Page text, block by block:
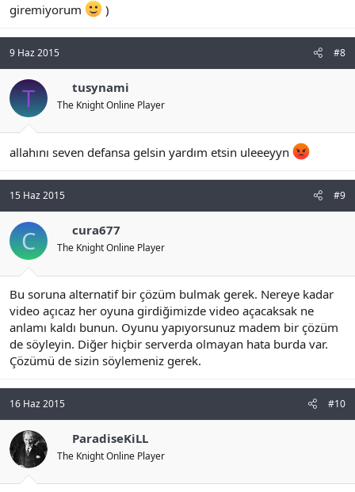
giremiyorum
)
9 Haz 2015 #8
T tusynami
The Knight Online Player
allahını seven defansa gelsin yardım etsin uleeeyyn
15 Haz 2015 #9
C cura677
The Knight Online Player
Bu soruna alternatif bir çözüm bulmak gerek. Nereye kadar
video açıcaz her oyuna girdiğimizde video açacaksak ne
anlamı kaldı bunun. Oyunu yapıyorsunuz madem bir çözüm
de söyleyin. Diğer hiçbir serverda olmayan hata burda var.
Çözümü de sizin söylemeniz gerek.
16 Haz 2015 #10
ParadiseKiLL
The Knight Online Player